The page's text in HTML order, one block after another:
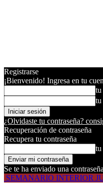
Registrarse
¡Bienvenido! Ingresa en tu
tu
tu
¿Olvidaste tu contraseña?
Recuperación de contraseña
Recupera tu contraseña
tu
Se te ha enviado una
SEMANARIO INTERIOR